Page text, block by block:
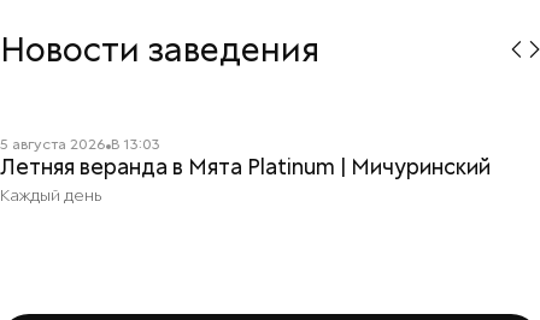
Новости заведения
5 августа 2026 В 13:03
Летняя веранда в Мята Platinum | Мичуринский
Каждый день